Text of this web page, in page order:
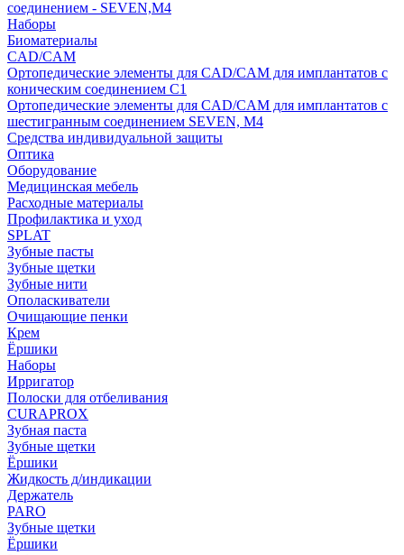
соединением - SEVEN,M4
Наборы
Биоматериалы
CAD/CAM
Ортопедические элементы для CAD/CAM для имплантатов с
коническим соединением С1
Ортопедические элементы для CAD/CAM для имплантатов с
шестигранным соединением SEVEN, М4
Средства индивидуальной защиты
Оптика
Оборудование
Медицинская мебель
Расходные материалы
Профилактика и уход
SPLAT
Зубные пасты
Зубные щетки
Зубные нити
Ополаскиватели
Очищающие пенки
Крем
Ёршики
Наборы
Ирригатор
Полоски для отбеливания
CURAPROX
Зубная паста
Зубные щетки
Ёршики
Жидкость д/индикации
Держатель
PARO
Зубные щетки
Ёршики